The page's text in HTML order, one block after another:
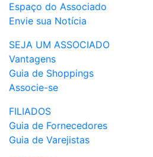
Espaço do Associado
Envie sua Notícia
SEJA UM ASSOCIADO
Vantagens
Guia de Shoppings
Associe-se
FILIADOS
Guia de Fornecedores
Guia de Varejistas